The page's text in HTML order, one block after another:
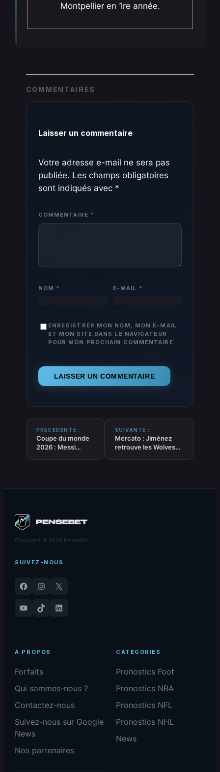
Montpellier en 1re année.
COMMENTAIRES
Laisser un commentaire
Votre adresse e-mail ne sera pas
publiée. Les champs obligatoires
sont indiqués avec *
COMMENTAIRE *
NOM * E-MAIL *
ENREGISTRER MON NOM, MON E-MAIL
ET MON SITE DANS LE NAVIGATEUR
POUR MON PROCHAIN COMMENTAIRE.
PRÉCÉDENTE :
Coupe du monde
2026 : Messi
SUIVANTE :
Mercato : Jiménez
retrouve les Wolves
Copyright © 2026 PenseBet
SUIVEZ-NOUS
Facebook Instagram
X
YouTube
TikTok LinkedIn
À PROPOS
Forfaits
Qui sommes-nous ?
Contactez-nous
Suivez-nous sur Google
News
Nos partenaires
CATÉGORIES
Pronostics Foot
Pronostics NBA
Pronostics NFL
Pronostics NHL
News